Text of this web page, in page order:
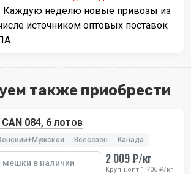
Каждую неделю новые привозы из
источником оптовых поставок
также приобрести
CAN 084, 6 лотов
Всесезон Канада
мешки в наличии 2 009 ₽/кг
Крупн.опт 1 706 ₽/кг